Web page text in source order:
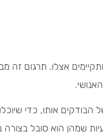
אצלו. תרגום זה
אותו, כדי
שמהן הוא סובל בצורה